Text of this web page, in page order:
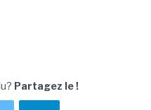
Partagez le !